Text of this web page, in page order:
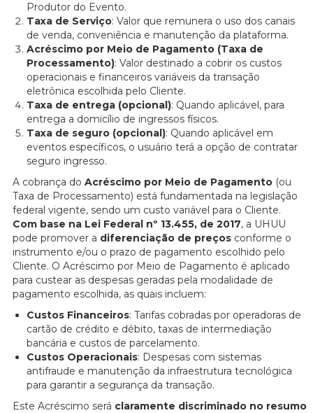
Produtor do Evento.
Taxa de Serviço: Valor que remunera o uso dos canais
de venda, conveniência e manutenção da plataforma.
Acréscimo por Meio de Pagamento (Taxa de
Processamento): Valor destinado a cobrir os custos
operacionais e financeiros variáveis da transação
eletrônica escolhida pelo Cliente.
Taxa de entrega (opcional): Quando aplicável, para
entrega a domicílio de ingressos físicos.
Taxa de seguro (opcional): Quando aplicável em
eventos específicos, o usuário terá a opção de contratar
seguro ingresso.
A cobrança do Acréscimo por Meio de Pagamento (ou
Taxa de Processamento) está fundamentada na legislação
federal vigente, sendo um custo variável para o Cliente.
Com base na Lei Federal nº 13.455, de 2017, a UHUU
pode promover a diferenciação de preços conforme o
instrumento e/ou o prazo de pagamento escolhido pelo
Cliente. O Acréscimo por Meio de Pagamento é aplicado
para custear as despesas geradas pela modalidade de
pagamento escolhida, as quais incluem:
Custos Financeiros: Tarifas cobradas por operadoras de
cartão de crédito e débito, taxas de intermediação
bancária e custos de parcelamento.
Custos Operacionais: Despesas com sistemas
antifraude e manutenção da infraestrutura tecnológica
para garantir a segurança da transação.
Este Acréscimo será claramente discriminado no resumo